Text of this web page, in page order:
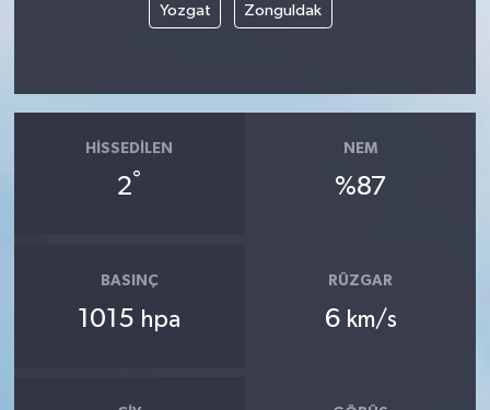
Yozgat Zonguldak
HISSEDILEN
2°
NEM
%87
BASINÇ
1015 hpa
RÜZGAR
6 km/s